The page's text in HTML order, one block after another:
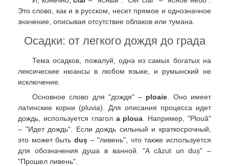
Это слово, как и в русском, несет прямое и однозначное
значение, описывая отсутствие облаков или тумана.
Осадки: от легкого дождя до града
Тема осадков, пожалуй, одна из самых богатых на
лексические нюансы в любом языке, и румынский не
исключение.
Основное слово для "дождя" – ploaie . Оно имеет
латинские корни (pluvia). Для описания процесса идет
дождь, используется глагол a ploua . Например, "Plouă"
– "Идет дождь". Если дождь сильный и краткосрочный,
это может быть duș – "ливень", что также используется
для обозначения душа в ванной. "A căzut un duș" –
"Прошел ливень".